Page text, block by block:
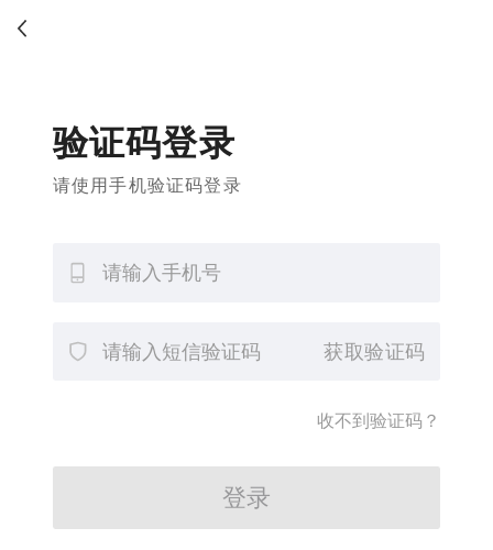
验证码登录
请使用手机验证码登录
获取验证码
收不到验证码？
登录